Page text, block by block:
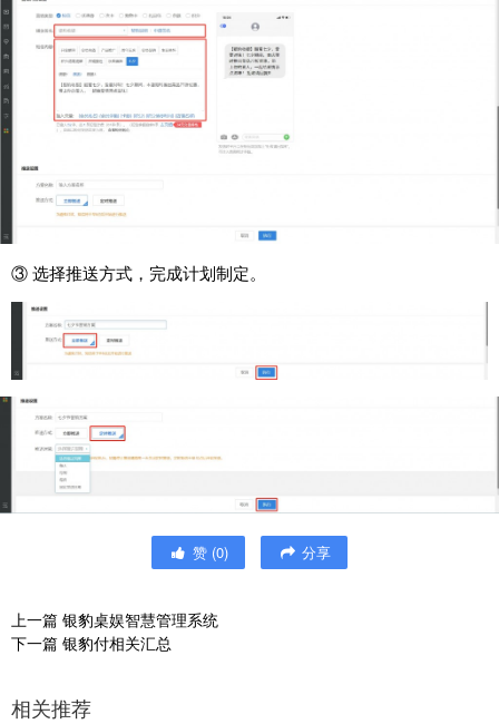
③ 选择推送方式，完成计划制定。
赞 (0) 分享
上一篇 银豹桌娱智慧管理系统
下一篇 银豹付相关汇总
相关推荐